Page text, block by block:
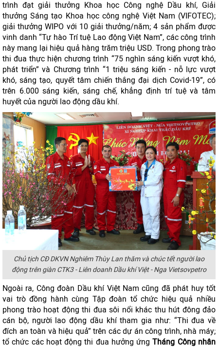
trình đạt giải thưởng Khoa học Công nghệ Dầu khí, Giải
thưởng Sáng tạo Khoa học công nghệ Việt Nam (VIFOTEC);
giải thưởng WIPO với 10 giải thưởng/năm; 4 sản phẩm được
vinh danh “Tự hào Trí tuệ Lao động Việt Nam”, các công trình
này mang lại hiệu quả hàng trăm triệu USD. Trong phong trào
thi đua thực hiện chương trình “75 nghìn sáng kiến vượt khó,
phát triển” và Chương trình “1 triệu sáng kiến - nỗ lực vượt
khó, sáng tạo, quyết tâm chiến thắng đại dịch Covid-19”, có
trên 6.000 sáng kiến, sáng chế, khẳng định trí tuệ và tâm
huyết của người lao động dầu khí.
Chủ tịch CĐ DKVN Nghiêm Thùy Lan thăm và chúc tết người lao
động trên giàn CTK3 - Liên doanh Dầu khí Việt - Nga Vietsovpetro
Ngoài ra, Công đoàn Dầu khí Việt Nam cũng đã phát huy tốt
vai trò đồng hành cùng Tập đoàn tổ chức hiệu quả nhiều
phong trào hoạt động thi đua sôi nổi khác thu hút đông đảo
cán bộ, người lao động dầu khí tham gia như: “Thi đua về
đích an toàn và hiệu quả” trên các dự án công trình, nhà máy;
tổ chức các hoạt động thi đua hưởng ứngTháng Công nhân